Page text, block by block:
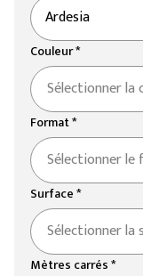
Ardesia
Couleur *
Sélectionner la
Format *
Sélectionner
Surface *
Sélectionner la
Mètres carrés *